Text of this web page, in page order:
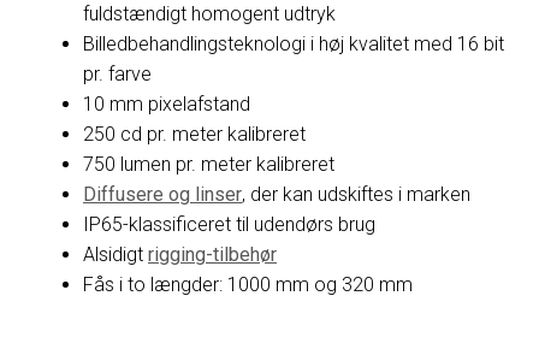
fuldstændigt homogent udtryk
Billedbehandlingsteknologi i høj kvalitet med 16 bit
pr. farve
10 mm pixelafstand
250 cd pr. meter kalibreret
750 lumen pr. meter kalibreret
Diffusere og linser, der kan udskiftes i marken
IP65-klassificeret til udendørs brug
Alsidigt rigging-tilbehør
Fås i to længder: 1000 mm og 320 mm